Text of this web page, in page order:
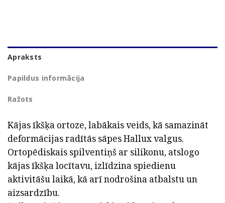
Apraksts
Papildus informācija
Ražots
Kājas īkšķa ortoze, labākais veids, kā samazināt
deformācijas radītās sāpes Hallux valgus.
Ortopēdiskais spilventiņš ar silikonu, atslogo
kājas īkšķa locītavu, izlīdzina spiedienu
aktivitāšu laikā, kā arī nodrošina atbalstu un
aizsardzību.